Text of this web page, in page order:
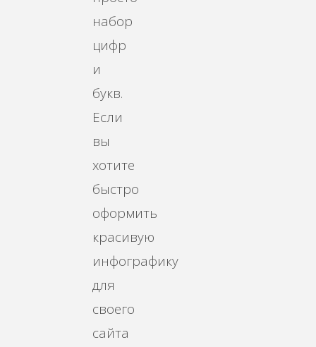
набор
цифр
и
букв.
Если
вы
хотите
быстро
оформить
красивую
инфографику
для
своего
сайта